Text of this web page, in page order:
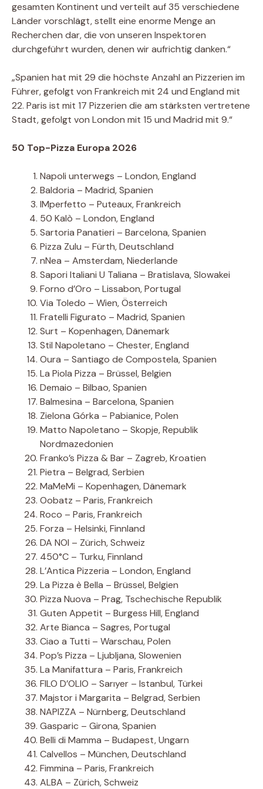
gesamten Kontinent und verteilt auf 35 verschiedene
Länder vorschlägt, stellt eine enorme Menge an
Recherchen dar, die von unseren Inspektoren
durchgeführt wurden, denen wir aufrichtig danken.“
„Spanien hat mit 29 die höchste Anzahl an Pizzerien im
Führer, gefolgt von Frankreich mit 24 und England mit
22. Paris ist mit 17 Pizzerien die am stärksten vertretene
Stadt, gefolgt von London mit 15 und Madrid mit 9.“
50 Top-Pizza Europa 2026
Napoli unterwegs – London, England
Baldoria – Madrid, Spanien
IMperfetto – Puteaux, Frankreich
50 Kalò – London, England
Sartoria Panatieri – Barcelona, ​​Spanien
Pizza Zulu – Fürth, Deutschland
nNea – Amsterdam, Niederlande
Sapori Italiani U Taliana – Bratislava, Slowakei
Forno d’Oro – Lissabon, Portugal
Via Toledo – Wien, Österreich
Fratelli Figurato – Madrid, Spanien
Surt – Kopenhagen, Dänemark
Stil Napoletano – Chester, England
Oura – Santiago de Compostela, Spanien
La Piola Pizza – Brüssel, Belgien
Demaio – Bilbao, Spanien
Balmesina – Barcelona, ​​Spanien
Zielona Górka – Pabianice, Polen
Matto Napoletano – Skopje, Republik
Nordmazedonien
Franko’s Pizza & Bar – Zagreb, Kroatien
Pietra – Belgrad, Serbien
MaMeMi – Kopenhagen, Dänemark
Oobatz – Paris, Frankreich
Roco – Paris, Frankreich
Forza – Helsinki, Finnland
DA NOI – Zürich, Schweiz
450°C – Turku, Finnland
L’Antica Pizzeria – London, England
La Pizza è Bella – Brüssel, Belgien
Pizza Nuova – Prag, Tschechische Republik
Guten Appetit – Burgess Hill, England
Arte Bianca – Sagres, Portugal
Ciao a Tutti – Warschau, Polen
Pop’s Pizza – Ljubljana, Slowenien
La Manifattura – Paris, Frankreich
FILO D’OLIO – Sarıyer – Istanbul, Türkei
Majstor i Margarita – Belgrad, Serbien
NAPIZZA – Nürnberg, Deutschland
Gasparic – Girona, Spanien
Belli di Mamma – Budapest, Ungarn
Calvellos – München, Deutschland
Fimmina – Paris, Frankreich
ALBA – Zürich, Schweiz